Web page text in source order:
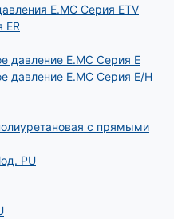
E.MC Серия ETV
ER
давление E.MC Серия E
давление E.MC Серия E/H
с прямыми
РU